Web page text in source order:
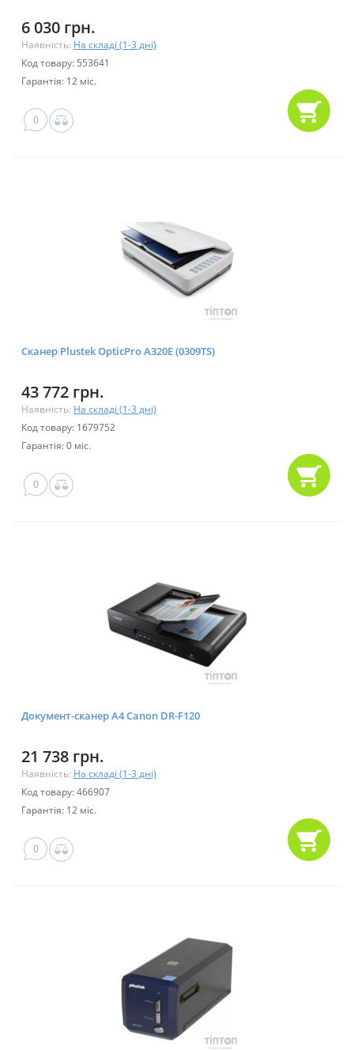
6 030 грн.
Наявність: На складі (1-3 дні)
Код товару: 553641
Гарантія: 12 міс.
0
Сканер Plustek OpticPro A320E (0309TS)
43 772 грн.
Наявність: На складі (1-3 дні)
Код товару: 1679752
Гарантія: 0 міс.
0
Документ-сканер А4 Canon DR-F120
21 738 грн.
Наявність: На складі (1-3 дні)
Код товару: 466907
Гарантія: 12 міс.
0